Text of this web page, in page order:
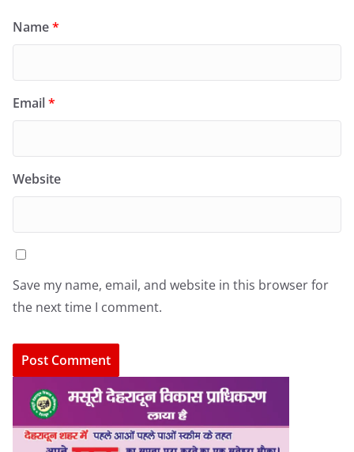
Name*
Email*
Website
Save my name, email, and website in this browser for
the next time I comment.